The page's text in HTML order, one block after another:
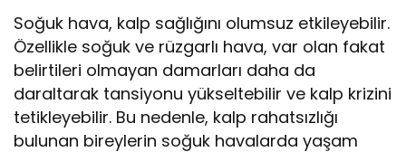
Soğuk hava, kalp sağlığını olumsuz etkileyebilir.
Özellikle soğuk ve rüzgarlı hava, var olan fakat
belirtileri olmayan damarları daha da
daraltarak tansiyonu yükseltebilir ve kalp krizini
tetikleyebilir. Bu nedenle, kalp rahatsızlığı
bulunan bireylerin soğuk havalarda yaşam